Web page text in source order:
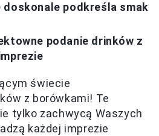
doskonale podkreśla smak
podanie drinków z
świecie
z borówkami! Te
tylko zachwycą Waszych
każdej imprezie